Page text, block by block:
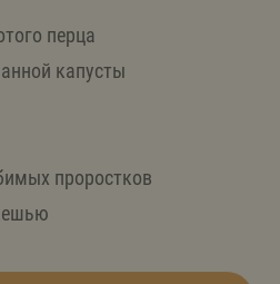
перца
капусты
проростков